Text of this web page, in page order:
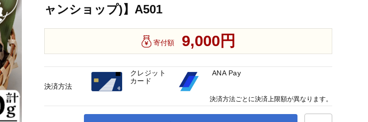
ャンショップ)】A501
寄付額 9,000円
決済方法
クレジット
カード
ANA Pay
決済方法ごとに決済上限額が異なります。